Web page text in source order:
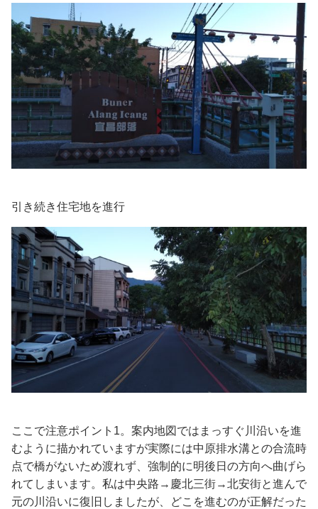
引き続き住宅地を進行
ここで注意ポイント1。案内地図ではまっすぐ川沿いを進
むように描かれていますが実際には中原排水溝との合流時
点で橋がないため渡れず、強制的に明後日の方向へ曲げら
れてしまいます。私は中央路→慶北三街→北安街と進んで
元の川沿いに復旧しましたが、どこを進むのが正解だった